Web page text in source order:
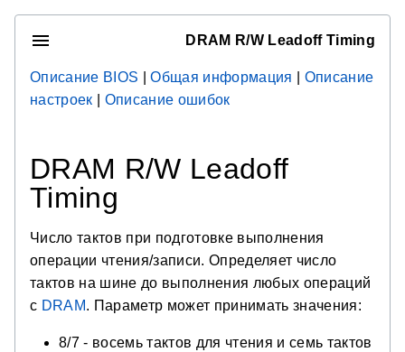
DRAM R/W Leadoff Timing
Описание BIOS |Общая информация
Описание
настроек
Описание ошибок
DRAM R/W Leadoff
Timing
Число тактов при подготовке выполнения
операции чтения/записи. Определяет число
тактов на шине до выполнения любых операций
с DRAM. Параметр может принимать значения:
8/7 - восемь тактов для чтения и семь тактов